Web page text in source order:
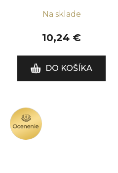
Na sklade
10,24 €
DO KOŠÍKA
OCENENIE